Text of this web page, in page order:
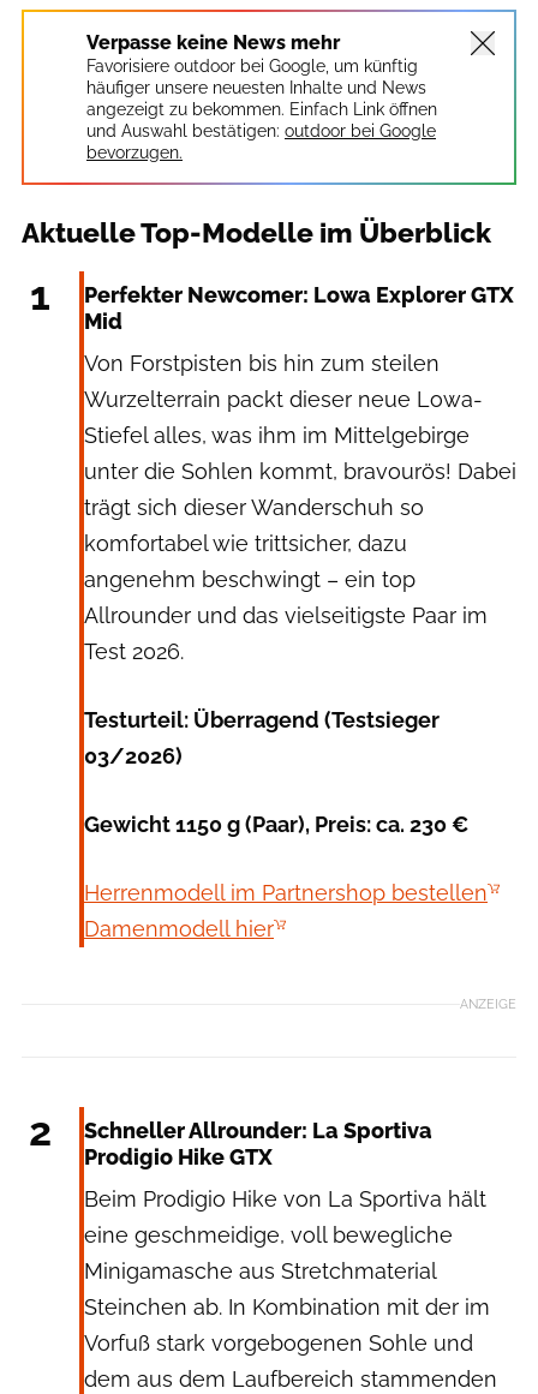
Verpasse keine News mehr
Favorisiere outdoor bei Google, um künftig
häufiger unsere neuesten Inhalte und News
angezeigt zu bekommen. Einfach Link öffnen
und Auswahl bestätigen: outdoor bei Google
bevorzugen.
Aktuelle Top-Modelle im Überblick
1
Perfekter Newcomer: Lowa Explorer GTX
Mid
Von Forstpisten bis hin zum steilen
Wurzelterrain packt dieser neue Lowa-
Stiefel alles, was ihm im Mittelgebirge
unter die Sohlen kommt, bravourös! Dabei
trägt sich dieser Wanderschuh so
komfortabel wie trittsicher, dazu
angenehm beschwingt – ein top
Allrounder und das vielseitigste Paar im
Test 2026.
Testurteil: Überragend (Testsieger
03/2026)
Gewicht 1150 g (Paar), Preis: ca. 230 €
Herrenmodell im Partnershop bestellen
Damenmodell hier
ANZEIGE
2
Schneller Allrounder: La Sportiva
Prodigio Hike GTX
Beim Prodigio Hike von La Sportiva hält
eine geschmeidige, voll bewegliche
Minigamasche aus Stretchmaterial
Steinchen ab. In Kombination mit der im
Vorfuß stark vorgebogenen Sohle und
dem aus dem Laufbereich stammenden